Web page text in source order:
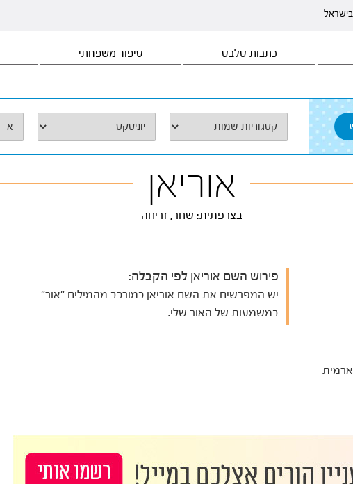
בישראל
כתבות סלבס סיפור משפחתי
אוריאן
בצרפתית: שחר, זריחה
פירוש השם אוריאן לפי הקבלה:
יש המפרשים את השם אוריאן כמורכב מהמילים "אור"
במשמעות של האור שלי.